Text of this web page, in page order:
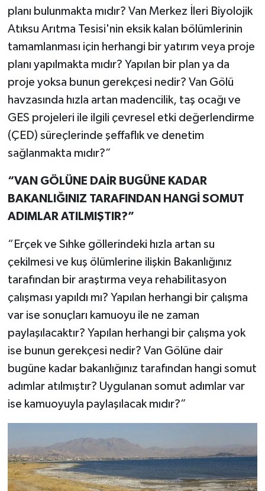
planı bulunmakta mıdır? Van Merkez İleri Biyolojik
Atıksu Arıtma Tesisi'nin eksik kalan bölümlerinin
tamamlanması için herhangi bir yatırım veya proje
planı yapılmakta mıdır? Yapılan bir plan ya da
proje yoksa bunun gerekçesi nedir? Van Gölü
havzasında hızla artan madencilik, taş ocağı ve
GES projeleri ile ilgili çevresel etki değerlendirme
(ÇED) süreçlerinde şeffaflık ve denetim
sağlanmakta mıdır?”
“VAN GÖLÜNE DAİR BUGÜNE KADAR
BAKANLIĞINIZ TARAFINDAN HANGİ SOMUT
ADIMLAR ATILMIŞTIR?”
“Erçek ve Sıhke göllerindeki hızla artan su
çekilmesi ve kuş ölümlerine ilişkin Bakanlığınız
tarafından bir araştırma veya rehabilitasyon
çalışması yapıldı mı? Yapılan herhangi bir çalışma
var ise sonuçları kamuoyu ile ne zaman
paylaşılacaktır? Yapılan herhangi bir çalışma yok
ise bunun gerekçesi nedir? Van Gölüne dair
bugüne kadar bakanlığınız tarafından hangi somut
adımlar atılmıştır? Uygulanan somut adımlar var
ise kamuoyuyla paylaşılacak mıdır?”